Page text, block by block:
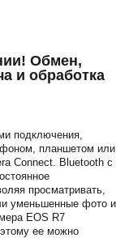
Обмен,
и обработка
подключения,
планшетом или
Connect. Bluetooth с
просматривать,
уменьшенные фото и
EOS R7
ее можно